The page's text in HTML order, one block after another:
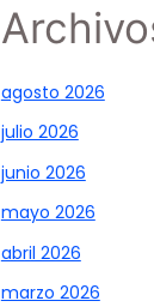
agosto 2026
julio 2026
junio 2026
mayo 2026
abril 2026
marzo 2026